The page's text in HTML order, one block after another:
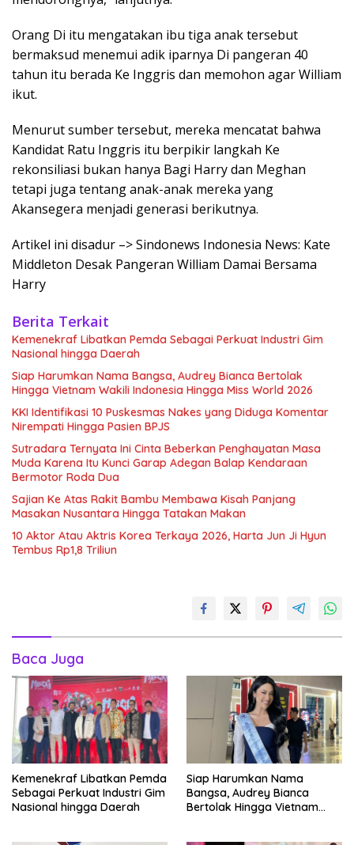
Orang Di itu mengatakan ibu tiga anak tersebut
bermaksud menemui adik iparnya Di pangeran 40
tahun itu berada Ke Inggris dan memohon agar William
ikut.
Menurut sumber tersebut, mereka mencatat bahwa
Kandidat Ratu Inggris itu berpikir langkah Ke
rekonsiliasi bukan hanya Bagi Harry dan Meghan
tetapi juga tentang anak-anak mereka yang
Akansegera menjadi generasi berikutnya.
Artikel ini disadur –> Sindonews Indonesia News: Kate
Middleton Desak Pangeran William Damai Bersama
Harry
Berita Terkait
Kemenekraf Libatkan Pemda Sebagai Perkuat Industri Gim
Nasional hingga Daerah
Siap Harumkan Nama Bangsa, Audrey Bianca Bertolak
Hingga Vietnam Wakili Indonesia Hingga Miss World 2026
KKI Identifikasi 10 Puskesmas Nakes yang Diduga Komentar
Nirempati Hingga Pasien BPJS
Sutradara Ternyata Ini Cinta Beberkan Penghayatan Masa
Muda Karena Itu Kunci Garap Adegan Balap Kendaraan
Bermotor Roda Dua
Sajian Ke Atas Rakit Bambu Membawa Kisah Panjang
Masakan Nusantara Hingga Tatakan Makan
10 Aktor Atau Aktris Korea Terkaya 2026, Harta Jun Ji Hyun
Tembus Rp1,8 Triliun
Baca Juga
Kemenekraf Libatkan Pemda
Sebagai Perkuat Industri Gim
Nasional hingga Daerah
Siap Harumkan Nama
Bangsa, Audrey Bianca
Bertolak Hingga Vietnam